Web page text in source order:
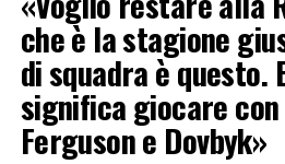
che è la stagione
di squadra è questo.
significa giocare con
Ferguson e Dovbyk»